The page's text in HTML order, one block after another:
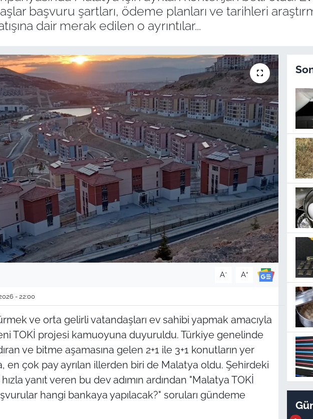
başvuru şartları, ödeme planları ve tarihleri
dair merak edilen o ayrıntılar...
A- A+
- 22:00
ve orta gelirli vatandaşları ev sahibi yapmak amacıyla
TOKİ projesi kamuoyuna duyuruldu. Türkiye genelinde
ve bitme aşamasına gelen 2+1 ile 3+1 konutların yer
en çok pay ayrılan illerden biri de Malatya oldu. Şehirdeki
yanıt veren bu dev adımın ardından "Malatya TOKİ
hangi bankaya yapılacak?" soruları gündeme